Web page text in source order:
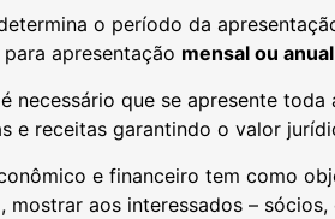
o período da
apresentação mensal ou anual
necessário que se apresente
e receitas garantindo o valor
e financeiro tem como
mostrar aos interessados –